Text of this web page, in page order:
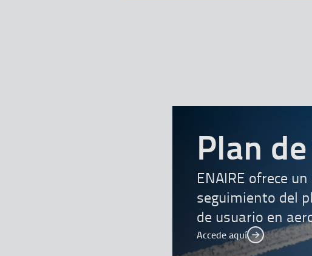
Plan
ENAIRE ofrece
seguimiento del
de usuario en
Accede aquí Accede aquí